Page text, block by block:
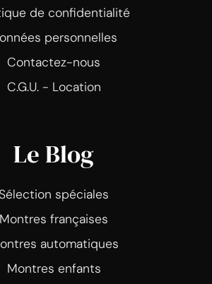
de confidentialité
personnelles
Contactez-nous
C.G.U. - Location
Le Blog
spéciales
Montres françaises
automatiques
Montres enfants